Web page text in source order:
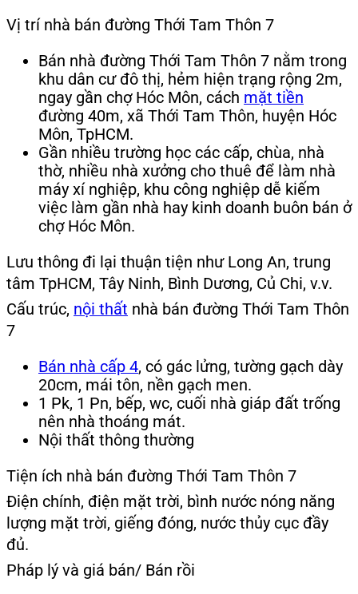
Vị trí nhà bán đường Thới Tam Thôn 7
Bán nhà đường Thới Tam Thôn 7 nằm trong
khu dân cư đô thị, hẻm hiện trạng rộng 2m,
ngay gần chợ Hóc Môn, cách mặt tiền
đường 40m, xã Thới Tam Thôn, huyện Hóc
Môn, TpHCM.
Gần nhiều trường học các cấp, chùa, nhà
thờ, nhiều nhà xưởng cho thuê để làm nhà
máy xí nghiệp, khu công nghiệp dễ kiếm
việc làm gần nhà hay kinh doanh buôn bán ở
chợ Hóc Môn.
Lưu thông đi lại thuận tiện như Long An, trung
tâm TpHCM, Tây Ninh, Bình Dương, Củ Chi, v.v.
Cấu trúc, nội thất nhà bán đường Thới Tam Thôn
7
Bán nhà cấp 4, có gác lửng, tường gạch dày
20cm, mái tôn, nền gạch men.
1 Pk, 1 Pn, bếp, wc, cuối nhà giáp đất trống
nên nhà thoáng mát.
Nội thất thông thường
Tiện ích nhà bán đường Thới Tam Thôn 7
Điện chính, điện mặt trời, bình nước nóng năng
lượng mặt trời, giếng đóng, nước thủy cục đầy
đủ.
Pháp lý và giá bán/ Bán rồi